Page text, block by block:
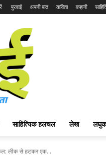
पुरवाई अपनी बात कविता कहानी
साहित्यिक हलचल लेख
लीक से हटकर एक...